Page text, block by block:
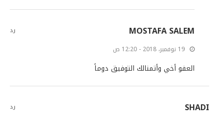
MOSTAFA SALEM
19 نوفمبر، 2018 - 12:20 ص
العفو أخي وأتمنالك التوفيق دوماً
رد
SHADI رد